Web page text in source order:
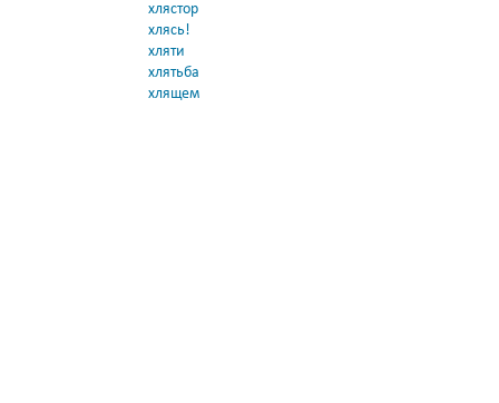
хлястор
хлясь!
хляти
хлятьба
хлящем